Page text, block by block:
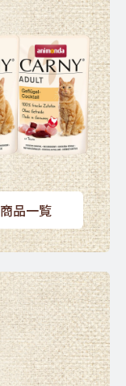
商品一覧